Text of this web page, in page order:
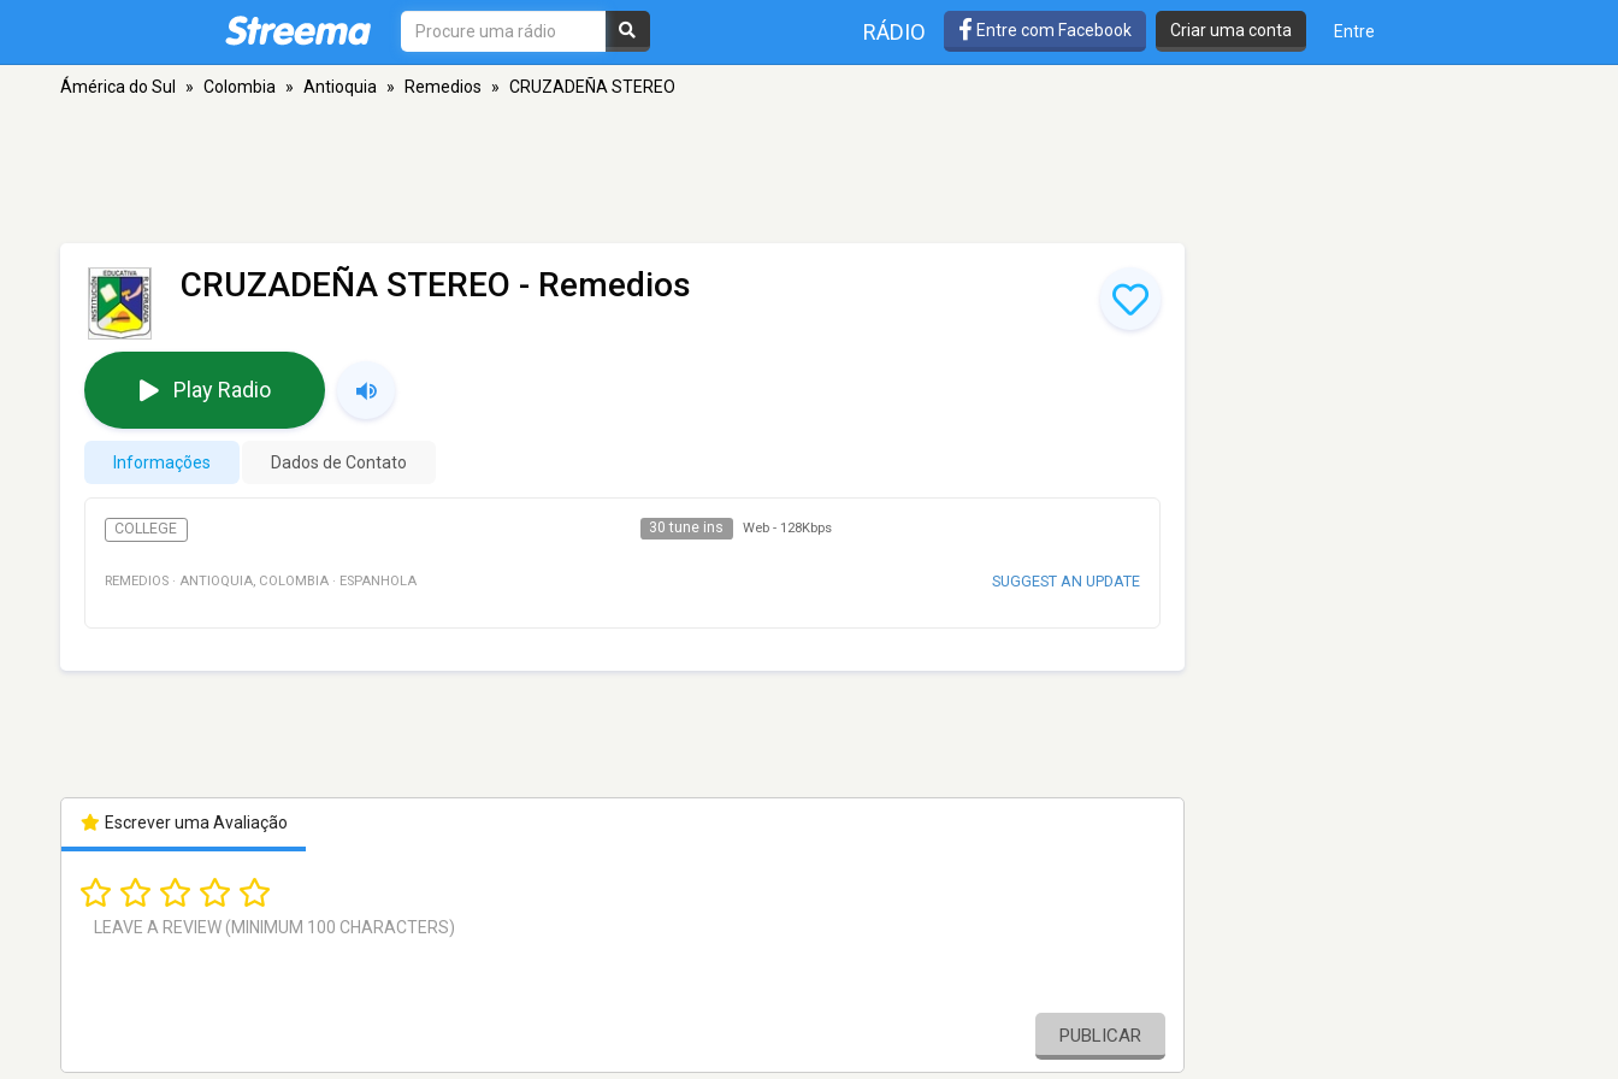
RÁDIO Entre com Facebook Criar uma conta Entre
Ámérica do Sul » Colombia » Antioquia » Remedios » CRUZADEÑA STEREO
CRUZADEÑA STEREO - Remedios
Play Radio
Informações Dados de Contato
COLLEGE 30 tune ins Web - 128Kbps
REMEDIOS · ANTIOQUIA, COLOMBIA · ESPANHOLA SUGGEST AN UPDATE
Escrever uma Avaliação
PUBLICAR